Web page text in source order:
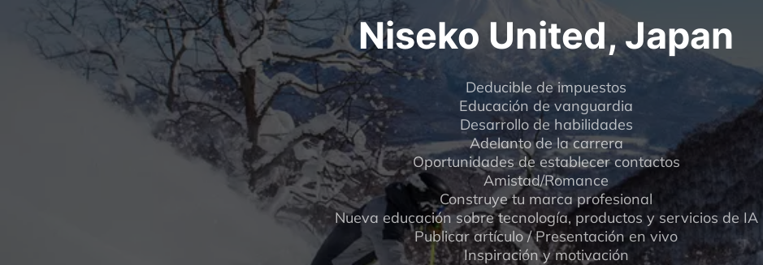
Niseko United, Japan
Deducible de impuestos
Educación de vanguardia
Desarrollo de habilidades
Adelanto de la carrera
Oportunidades de establecer contactos
Amistad/Romance
Construye tu marca profesional
Nueva educación sobre tecnología, productos y servicios de IA
Publicar artículo / Presentación en vivo
Inspiración y motivación